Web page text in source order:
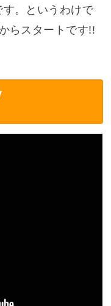
。というわけで
らスタートです!!